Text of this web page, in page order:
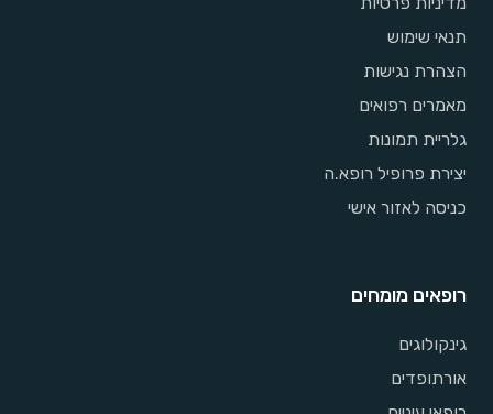
תנאי שימוש
הצהרת נגישות
מאמרים רפואים
גלריית תמונות
יצירת פרופיל רופא.ה
כניסה לאזור אישי
רופאים מומחים
גינקולוגים
אורתופדים